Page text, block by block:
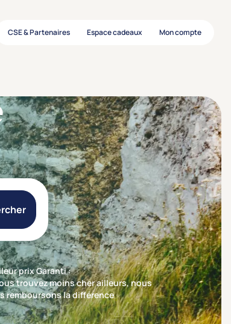
CSE & Partenaires Espace cadeaux Mon compte
prix Garanti :
trouvez moins cher ailleurs, nous
remboursons la différence